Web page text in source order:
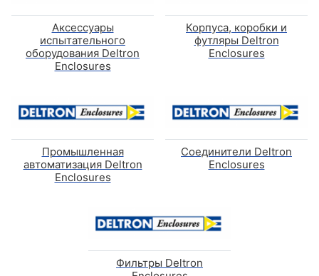
Аксессуары
испытательного
оборудования Deltron
Enclosures
Корпуса, коробки и
футляры Deltron
Enclosures
Промышленная
автоматизация Deltron
Enclosures
Соединители Deltron
Enclosures
Фильтры Deltron